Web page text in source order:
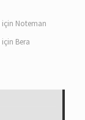
için Noteman
için Bera